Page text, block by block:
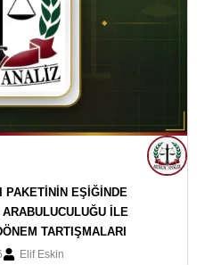
PAKETİNİN EŞİĞİNDE
İLE
TARTIŞMALARI
Elif Eskin